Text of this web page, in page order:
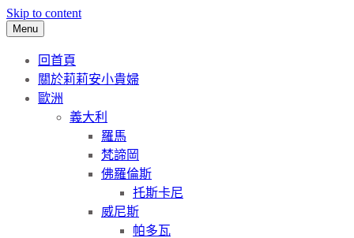
Skip to content
Menu
回首頁
關於莉莉安小貴婦
歐洲
義大利
羅馬
梵諦岡
佛羅倫斯
托斯卡尼
威尼斯
帕多瓦